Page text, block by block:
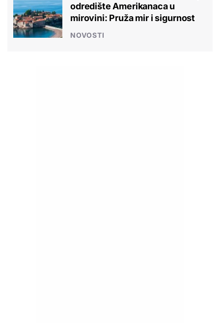
odredište Amerikanaca u
mirovini: Pruža mir i sigurnost
NOVOSTI